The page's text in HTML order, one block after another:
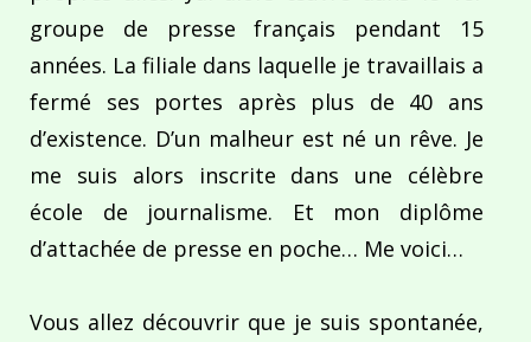
groupe de presse français pendant 15
années. La filiale dans laquelle je travaillais a
fermé ses portes après plus de 40 ans
d’existence. D’un malheur est né un rêve. Je
me suis alors inscrite dans une célèbre
école de journalisme. Et mon diplôme
d’attachée de presse en poche… Me voici…
Vous allez découvrir que je suis spontanée,